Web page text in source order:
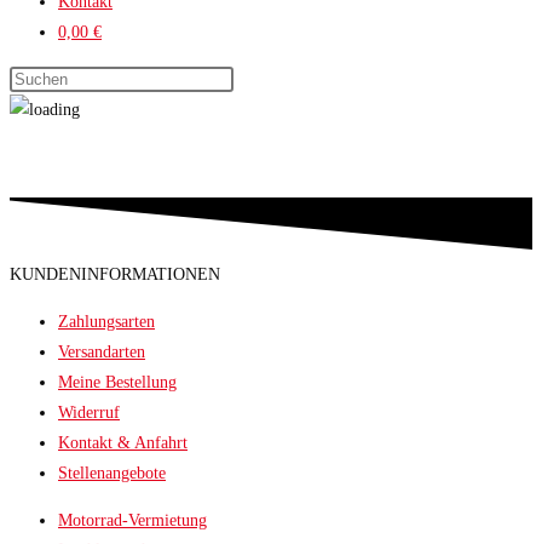
0,00 €
the
search
KUNDENINFORMATIONEN
Zahlungsarten
Versandarten
Meine Bestellung
Widerruf
Kontakt & Anfahrt
Stellenangebote
Motorrad-Vermietung